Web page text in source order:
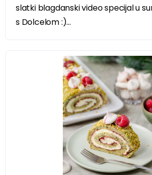
slatki blagdanski video specijal u
s Dolcelom :)...